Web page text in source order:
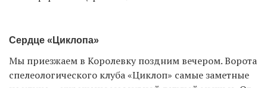
Сердце «Циклопа»
Мы приезжаем в Королевку поздним вечером. Ворота
спелеологического клуба «Циклоп» самые заметные